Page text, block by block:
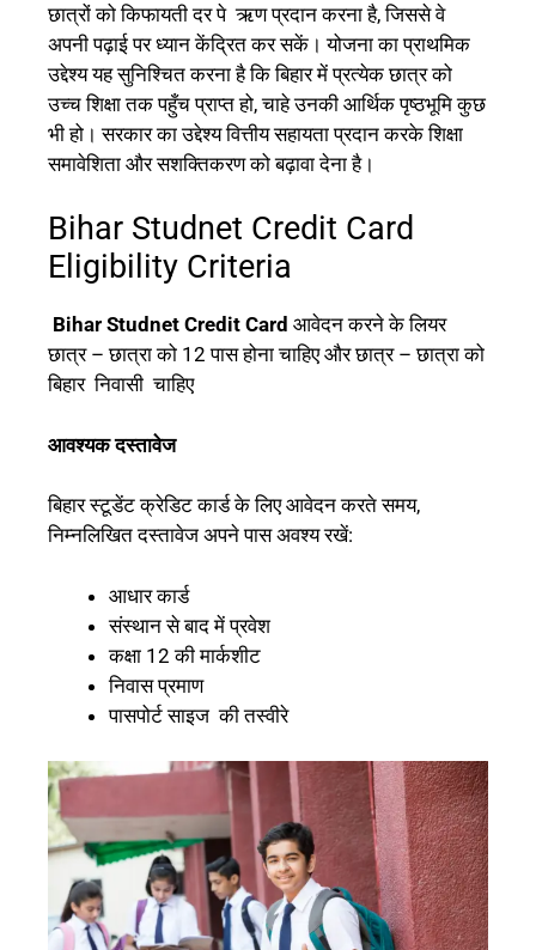
छात्रों को किफायती दर पे ऋण प्रदान करना है, जिससे वे
अपनी पढ़ाई पर ध्यान केंद्रित कर सकें। योजना का प्राथमिक
उद्देश्य यह सुनिश्चित करना है कि बिहार में प्रत्येक छात्र को
उच्च शिक्षा तक पहुँच प्राप्त हो, चाहे उनकी आर्थिक पृष्ठभूमि कुछ
भी हो। सरकार का उद्देश्य वित्तीय सहायता प्रदान करके शिक्षा
समावेशिता और सशक्तिकरण को बढ़ावा देना है।
Bihar Studnet Credit Card
Eligibility Criteria
Bihar Studnet Credit Card आवेदन करने के लियर
छात्र – छात्रा को 12 पास होना चाहिए और छात्र – छात्रा को
बिहार निवासी चाहिए
आवश्यक दस्तावेज
बिहार स्टूडेंट क्रेडिट कार्ड के लिए आवेदन करते समय,
निम्नलिखित दस्तावेज अपने पास अवश्य रखें:
आधार कार्ड
संस्थान से बाद में प्रवेश
कक्षा 12 की मार्कशीट
निवास प्रमाण
पासपोर्ट साइज की तस्वीरे